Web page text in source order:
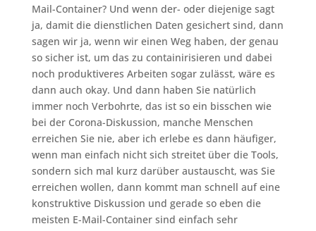
Mail-Container? Und wenn der- oder diejenige sagt
ja, damit die dienstlichen Daten gesichert sind, dann
sagen wir ja, wenn wir einen Weg haben, der genau
so sicher ist, um das zu containirisieren und dabei
noch produktiveres Arbeiten sogar zulässt, wäre es
dann auch okay. Und dann haben Sie natürlich
immer noch Verbohrte, das ist so ein bisschen wie
bei der Corona-Diskussion, manche Menschen
erreichen Sie nie, aber ich erlebe es dann häufiger,
wenn man einfach nicht sich streitet über die Tools,
sondern sich mal kurz darüber austauscht, was Sie
erreichen wollen, dann kommt man schnell auf eine
konstruktive Diskussion und gerade so eben die
meisten E-Mail-Container sind einfach sehr